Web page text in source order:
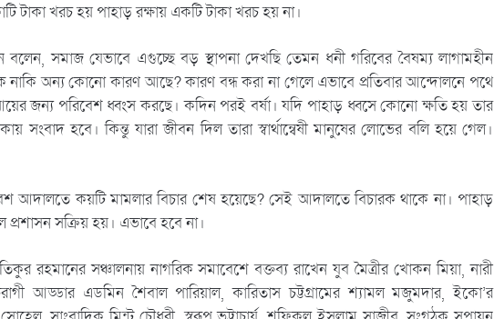
টাকা খরচ হয় পাহাড় রক্ষায় একটি টাকা খরচ হয় না।
বলেন, সমাজ যেভাবে এগুচ্ছে বড় স্থাপনা দেখছি তেমন ধনী গরিবের বৈষম্য লাগামহীন
নাকি অন্য কোনো কারণ আছে? কারণ বন্ধ করা না গেলে এভাবে প্রতিবার আন্দোলনে পথে
জন্য পরিবেশ ধ্বংস করছে। কদিন পরই বর্ষা। যদি পাহাড় ধ্বসে কোনো ক্ষতি হয় তার
সংবাদ হবে। কিন্তু যারা জীবন দিল তারা স্বার্থান্বেষী মানুষের লোভের বলি হয়ে গেল।
আদালতে কয়টি মামলার বিচার শেষ হয়েছে? সেই আদালতে বিচারক থাকে না। পাহাড়
সক্রিয় হয়। এভাবে হবে না।
রহমানের সঞ্চালনায় নাগরিক সমাবেশে বক্তব্য রাখেন যুব মৈত্রীর খোকন মিয়া, নারী
আড্ডার এডমিন শৈবাল পারিয়াল, কারিতাস চট্টগ্রামের শ্যামল মজুমদার, ইকো’র